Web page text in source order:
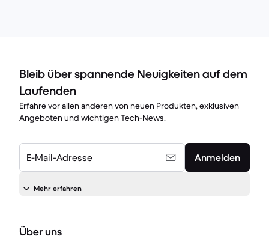
Bleib über spannende Neuigkeiten auf dem
Laufenden
Erfahre vor allen anderen von neuen Produkten, exklusiven
Angeboten und wichtigen Tech-News.
E-Mail-Adresse Anmelden
Mehr erfahren
Über uns